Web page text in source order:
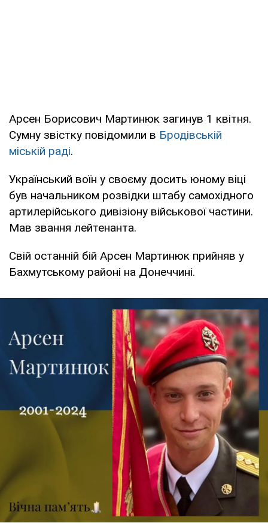
Арсен Борисович Мартинюк загинув 1 квітня.
Сумну звістку повідомили в Бродівській
міській раді.
Український воїн у своєму досить юному віці
був начальником розвідки штабу самохідного
артилерійського дивізіону військової частини.
Мав звання лейтенанта.
Свій останній бій Арсен Мартинюк прийняв у
Бахмутському районі на Донеччині.